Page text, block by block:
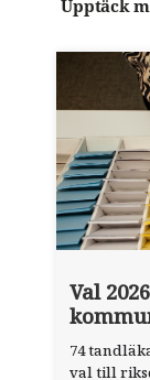
Upptäck
Val
74
val till